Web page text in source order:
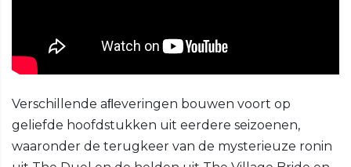
Verschillende aﬂeveringen bouwen voort op
geliefde hoofdstukken uit eerdere seizoenen,
waaronder de terugkeer van de mysterieuze ronin